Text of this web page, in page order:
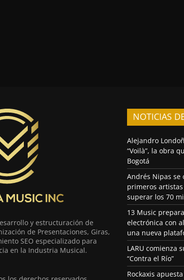
y estructuración de
de Presentaciones, Giras,
SEO especializado para
en la Industria Musical.
NOTICIAS
Alejandro
“Voilà”, la obra
Bogotá
Andrés Nipas se
primeros
superar los 70
13 Music
electrónica con
una nueva
LARU comienza
“Contra el Río”
Rockaxis